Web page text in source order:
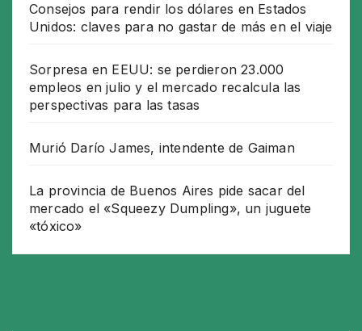
Consejos para rendir los dólares en Estados
Unidos: claves para no gastar de más en el viaje
Sorpresa en EEUU: se perdieron 23.000
empleos en julio y el mercado recalcula las
perspectivas para las tasas
Murió Darío James, intendente de Gaiman
La provincia de Buenos Aires pide sacar del
mercado el «Squeezy Dumpling», un juguete
«tóxico»